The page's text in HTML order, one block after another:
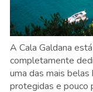
A Cala Galdana
completamente
uma das mais belas
protegidas e pouco